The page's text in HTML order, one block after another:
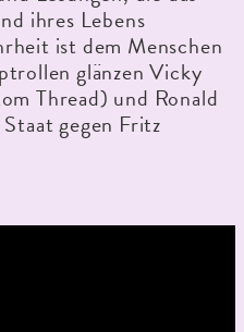
ihres Lebens
ist dem Menschen
glänzen Vicky
Thread) und Ronald
gegen Fritz